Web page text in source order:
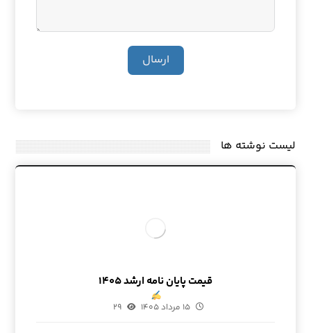
ارسال
لیست نوشته ها
قیمت پایان نامه ارشد ۱۴۰۵
۱۵ مرداد ۱۴۰۵ ۲۹